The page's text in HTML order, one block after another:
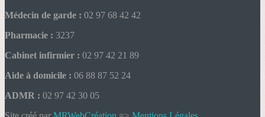
Médecin de garde : 02 97 68 42 42
Pharmacie : 3237
Cabinet infirmier : 02 97 42 21 89
Aide à domicile : 06 88 87 52 24
ADMR : 02 97 42 30 05